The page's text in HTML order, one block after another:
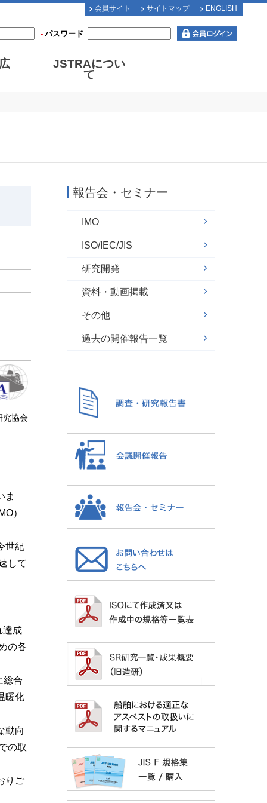
会員サイト サイトマップ ENGLISH
パスワード
JSTRAについ
て
協会
ま
）
世紀
して
達成
の各
総合
暖化
動向
の取
りご
報告会・セミナー
IMO
ISO/IEC/JIS
研究開発
資料・動画掲載
その他
過去の開催報告一覧